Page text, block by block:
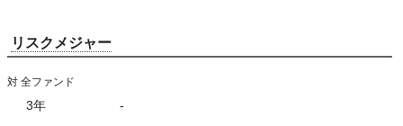
リスクメジャー
対 全ファンド
3年 -